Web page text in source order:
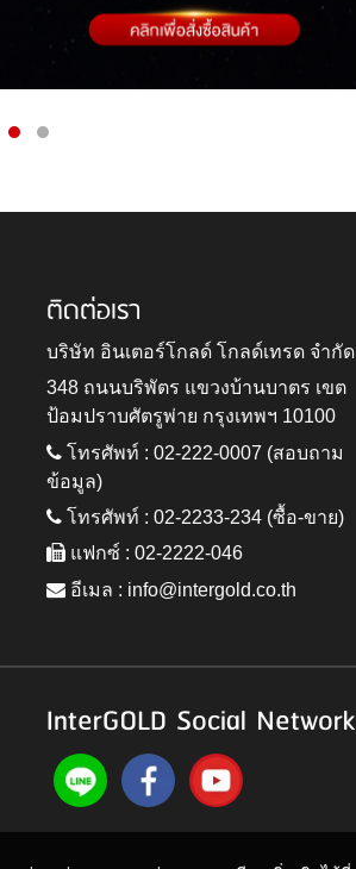
ติดต่อเรา
บริษัท อินเตอร์โกลด์ โกลด์เทรด จำกัด
348 ถนนบริพัตร แขวงบ้านบาตร เขต
ป้อมปราบศัตรูพ่าย กรุงเทพฯ 10100
โทรศัพท์ : 02-222-0007 (สอบถาม
ข้อมูล)
โทรศัพท์ : 02-2233-234 (ซื้อ-ขาย)
แฟกซ์ : 02-2222-046
อีเมล : info@intergold.co.th
InterGOLD Social Network